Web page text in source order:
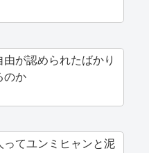
由が認められたばかり
のか
てユンミヒャンと泥